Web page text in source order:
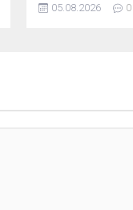
stratejileri dirençli
05.08.2026 0